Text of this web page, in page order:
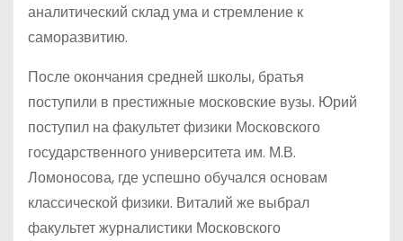
аналитический склад ума и стремление к
саморазвитию.
После окончания средней школы, братья
поступили в престижные московские вузы. Юрий
поступил на факультет физики Московского
государственного университета им. М.В.
Ломоносова, где успешно обучался основам
классической физики. Виталий же выбрал
факультет журналистики Московского